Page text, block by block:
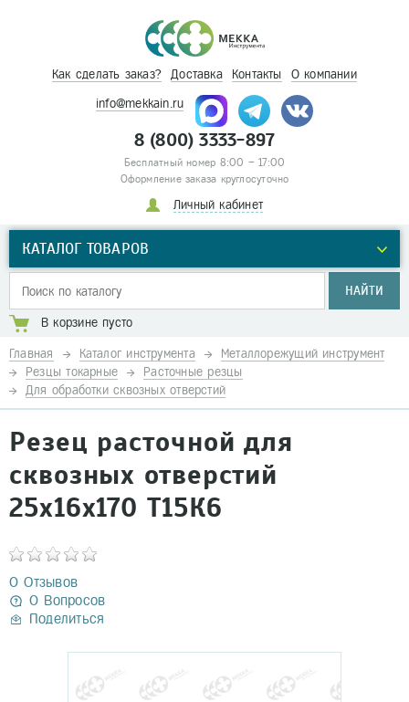
Как сделать заказ? Доставка Контакты О компании
info@mekkain.ru
8 (800) 3333-897
Бесплатный номер 8:00 – 17:00
Оформление заказа круглосуточно
Личный кабинет
КАТАЛОГ ТОВАРОВ
НАЙТИ
В корзине пусто
Главная Каталог инструмента
Металлорежущий инструмент
Резцы токарные
Расточные резцы
Для обработки сквозных отверстий
Резец расточной для
сквозных отверстий
25x16x170 Т15К6
0 Отзывов
0 Вопросов
Поделиться